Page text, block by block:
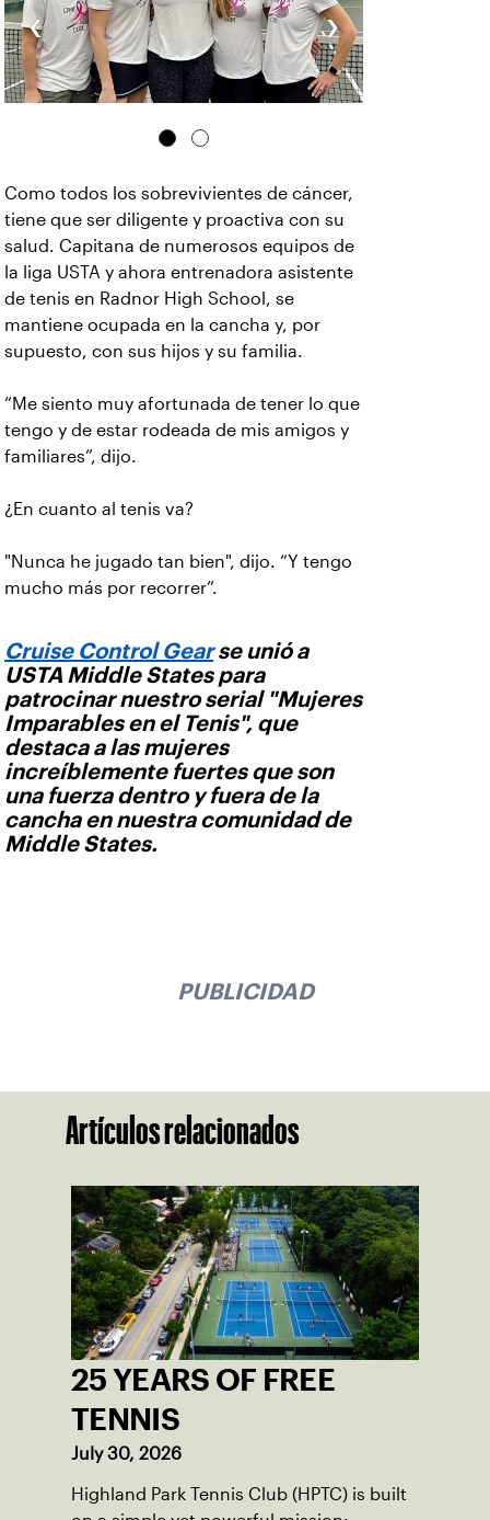
‹ ›
Como todos los sobrevivientes de cáncer,
tiene que ser diligente y proactiva con su
salud. Capitana de numerosos equipos de
la liga USTA y ahora entrenadora asistente
de tenis en Radnor High School, se
mantiene ocupada en la cancha y, por
supuesto, con sus hijos y su familia.
“Me siento muy afortunada de tener lo que
tengo y de estar rodeada de mis amigos y
familiares”, dijo.
¿En cuanto al tenis va?
"Nunca he jugado tan bien", dijo. “Y tengo
mucho más por recorrer”.
Cruise Control Gearse unió a
USTA Middle States para
patrocinar nuestro serial "Mujeres
Imparables en el Tenis", que
destaca a las mujeres
increíblemente fuertes que son
una fuerza dentro y fuera de la
cancha en nuestra comunidad de
Middle States.
PUBLICIDAD
Artículos relacionados
25 YEARS OF FREE
TENNIS
July 30, 2026
Highland Park Tennis Club (HPTC) is built